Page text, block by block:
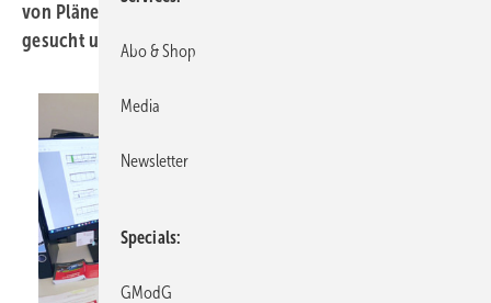
von Plänen und Nachweisen rund um Brandschutz
gesucht und gefunden hat. Erfahrungen und Tipps.
Abo & Shop
Media
Newsletter
Specials
GModG